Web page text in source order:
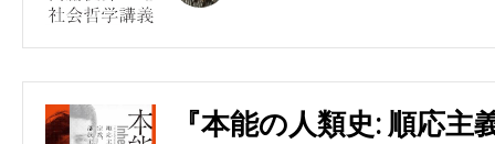
『本能の人類史: 順応